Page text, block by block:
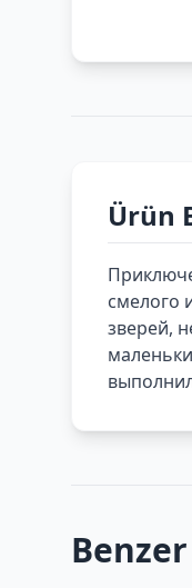
Ürün
смелого
зверей,